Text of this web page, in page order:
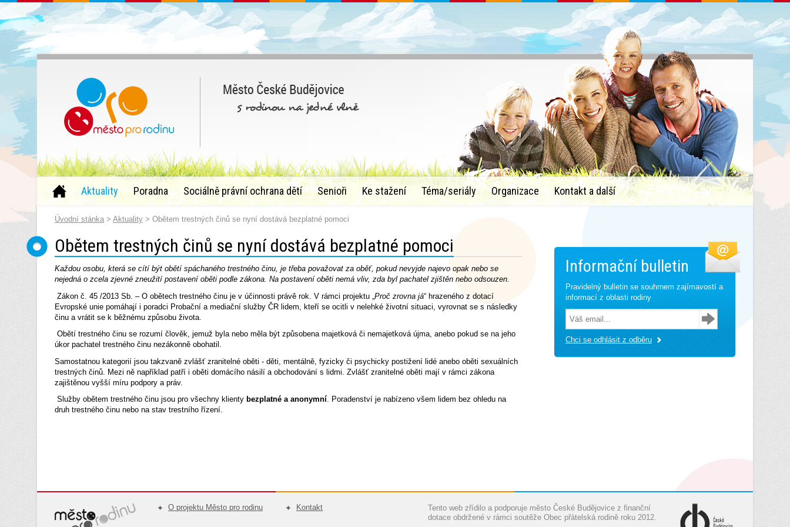
Aktuality Poradna Sociálně právní ochrana dětí Senioři Ke stažení Téma/seriály Organizace Kontakt a další
Úvodní stánka > Aktuality > Obětem trestných činů se nyní dostává bezplatné pomoci
Obětem trestných činů se nyní dostává bezplatné pomoci
Každou osobu, která se cítí být obětí spáchaného trestného činu, je třeba považovat za oběť, pokud nevyjde najevo opak nebo se
nejedná o zcela zjevné zneužití postavení oběti podle zákona. Na postavení oběti nemá vliv, zda byl pachatel zjištěn nebo odsouzen.
Zákon č. 45 /2013 Sb. – O obětech trestného činu je v účinnosti právě rok. V rámci projektu „ Proč zrovna já“ hrazeného z dotací
Evropské unie pomáhají i poradci Probační a mediační služby ČR lidem, kteří se ocitli v nelehké životní situaci, vyrovnat se s následky
činu a vrátit se k běžnému způsobu života.
Obětí trestného činu se rozumí člověk, jemuž byla nebo měla být způsobena majetková či nemajetková újma, anebo pokud se na jeho
úkor pachatel trestného činu nezákonně obohatil.
Samostatnou kategorií jsou takzvaně zvlášť zranitelné oběti - děti, mentálně, fyzicky či psychicky postižení lidé anebo oběti sexuálních
trestných činů. Mezi ně například patří i oběti domácího násilí a obchodování s lidmi. Zvlášť zranitelné oběti mají v rámci zákona
zajištěnou vyšší míru podpory a práv.
Služby obětem trestného činu jsou pro všechny klienty bezplatné a anonymní . Poradenství je nabízeno všem lidem bez ohledu na
druh trestného činu nebo na stav trestního řízení.
Informační bulletin
Pravidelný bulletin se souhrnem zajímavostí a
informací z oblasti rodiny
Chci se odhlásit z odběru
O projektu Město pro rodinu Kontakt
Tento web zřídilo a podporuje město České Budějovice z finanční
dotace obdržené v rámci soutěže Obec přátelská rodině roku 2012.